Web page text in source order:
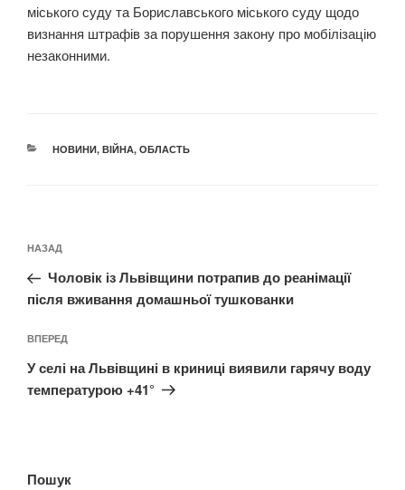
міського суду та Бориславського міського суду щодо
визнання штрафів за порушення закону про мобілізацію
незаконними.
КАТЕГОРІЇ
НОВИНИ, ВІЙНА, ОБЛАСТЬ
записів
Попередній
запис:
НАЗАД
Чоловік із Львівщини потрапив до реанімації
після вживання домашньої тушкованки
Наступний
запис
ВПЕРЕД
У селі на Львівщині в криниці виявили гарячу воду
температурою +41°
Пошук